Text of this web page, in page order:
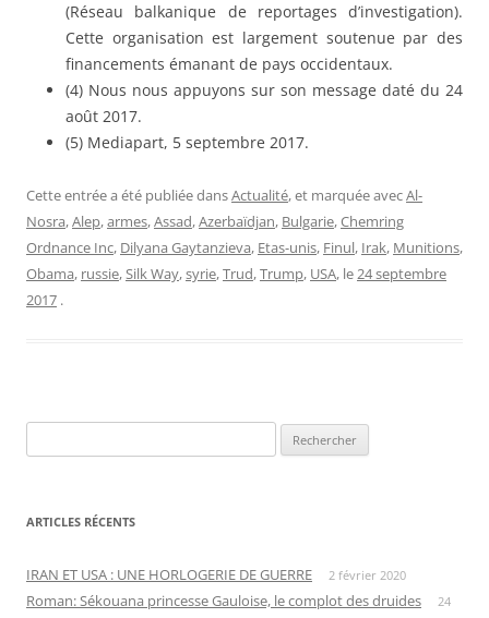
(Réseau balkanique de reportages d’investigation).
Cette organisation est largement soutenue par des
financements émanant de pays occidentaux.
(4) Nous nous appuyons sur son message daté du 24
août 2017.
(5) Mediapart, 5 septembre 2017.
Cette entrée a été publiée dansActualité, et marquée avecAl-
Nosra,Alep,armes,Assad,Azerbaïdjan, Bulgarie,Chemring
Ordnance Inc, Dilyana Gaytanzieva, Etas-unis, Finul, Irak, Munitions,
Obama, russie,Silk Way,syrie,Trud,Trump, USA, le24 septembre
2017 .
ARTICLES RÉCENTS
IRAN ET USA : UNE HORLOGERIE DE GUERRE 2 février 2020
Roman: Sékouana princesse Gauloise, le complot des druides
24